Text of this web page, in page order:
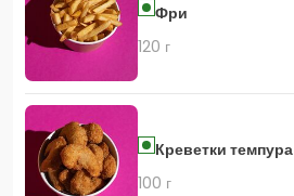
Фри
120 г
Креветки темпура
100 г